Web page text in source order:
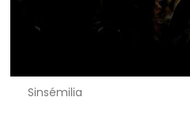
Sinsémilia